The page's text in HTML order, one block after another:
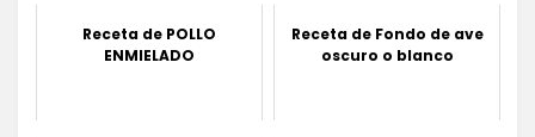
Receta de POLLO
ENMIELADO
Receta de Fondo de ave
oscuro o blanco